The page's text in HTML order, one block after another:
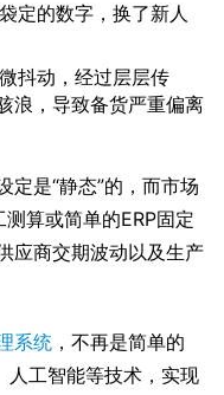
定的数字，换了新人
抖动，经过层层传
浪，导致备货严重偏离
定是“静态”的，而市场
算或简单的ERP固定
应商交期波动以及生产
系统 ，不再是简单的
人工智能等技术，实现